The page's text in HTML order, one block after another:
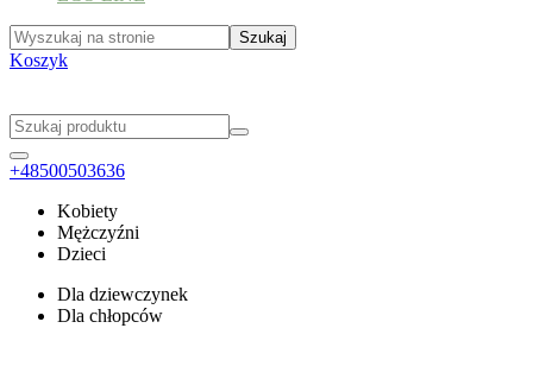
Koszyk
+48500503636
Kobiety
Mężczyźni
Dzieci
Dla dziewczynek
Dla chłopców